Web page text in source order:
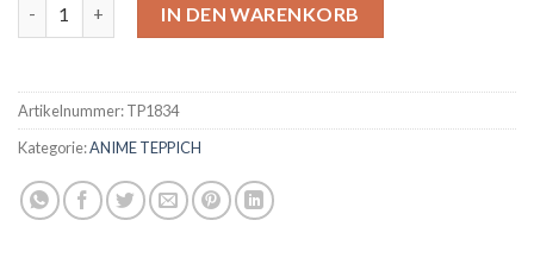
IN DEN WARENKORB
Artikelnummer:TP1834
Kategorie:ANIME TEPPICH